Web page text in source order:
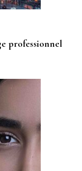
professionnel